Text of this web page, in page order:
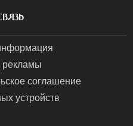
соглашение
устройств